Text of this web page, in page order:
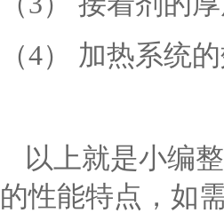
（4） 加热系统
以上就是小编
的性能特点，如